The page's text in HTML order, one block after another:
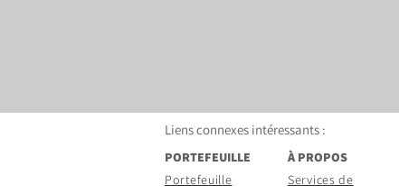
Liens connexes intéressants :
PORTEFEUILLE
Portefeuille
À PROPOS
Services de